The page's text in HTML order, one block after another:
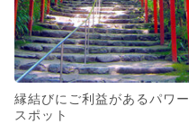
縁結びにご利益があるパワー
スポット